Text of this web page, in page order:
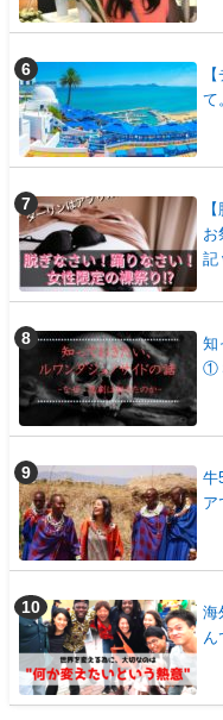
て
お
記
知
①
牛
ア
海
ん